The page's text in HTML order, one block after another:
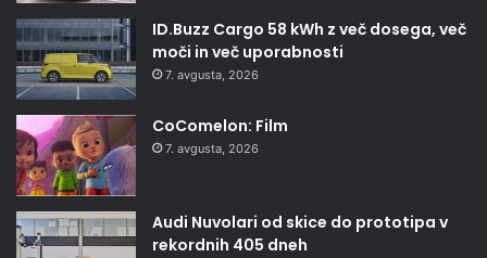
ID.Buzz Cargo 58 kWh z več dosega, več
moči in več uporabnosti
7. avgusta, 2026
CoComelon: Film
7. avgusta, 2026
Audi Nuvolari od skice do prototipa v
rekordnih 405 dneh